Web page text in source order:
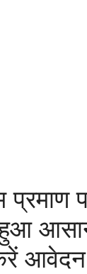
प्रमाण